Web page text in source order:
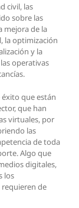
civil, las
sobre las
mejora de la
la optimización
y la
operativas
que están
que han
virtuales, por
las
de toda
Algo que
digitales,
los
requieren de